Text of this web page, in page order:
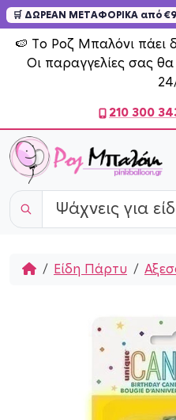
🛒 ΔΩΡΕΑΝ ΜΕΤΑΦΟΡΙΚΑ από
🍉 Το Ροζ Μπαλόνι πάει
Οι παραγγελίες σας
Skip to content
210 300
HomeΕίδη Πάρτυ